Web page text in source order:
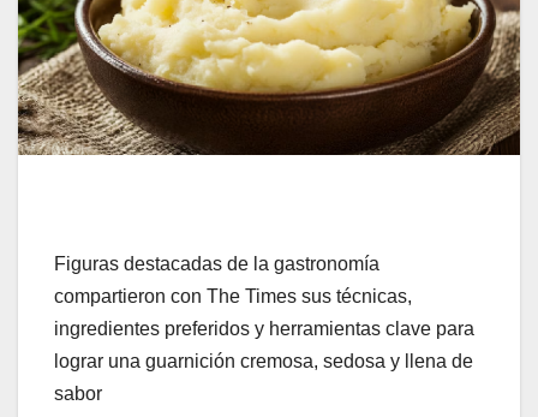
Figuras destacadas de la gastronomía
compartieron con The Times sus técnicas,
ingredientes preferidos y herramientas clave para
lograr una guarnición cremosa, sedosa y llena de
sabor